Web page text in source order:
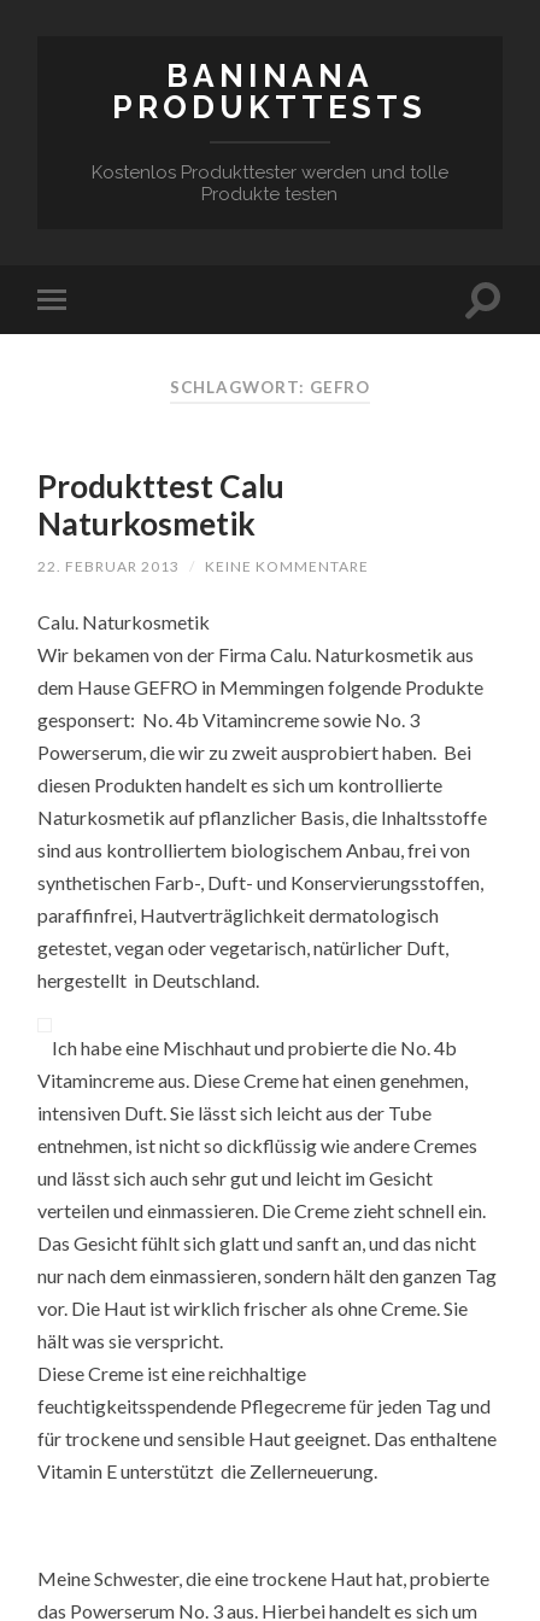
BANINANA
PRODUKTTESTS
Kostenlos Produkttester werden und tolle
Produkte testen
SCHLAGWORT: GEFRO
Produkttest Calu
Naturkosmetik
22. FEBRUAR 2013 / KEINE KOMMENTARE
Calu. Naturkosmetik
Wir bekamen von der Firma Calu. Naturkosmetik aus
dem Hause GEFRO in Memmingen folgende Produkte
gesponsert: No. 4b Vitamincreme sowie No. 3
Powerserum, die wir zu zweit ausprobiert haben. Bei
diesen Produkten handelt es sich um kontrollierte
Naturkosmetik auf pflanzlicher Basis, die Inhaltsstoffe
sind aus kontrolliertem biologischem Anbau, frei von
synthetischen Farb-, Duft- und Konservierungsstoffen,
paraffinfrei, Hautverträglichkeit dermatologisch
getestet, vegan oder vegetarisch, natürlicher Duft,
hergestellt in Deutschland.
Ich habe eine Mischhaut und probierte die No. 4b
Vitamincreme aus. Diese Creme hat einen genehmen,
intensiven Duft. Sie lässt sich leicht aus der Tube
entnehmen, ist nicht so dickflüssig wie andere Cremes
und lässt sich auch sehr gut und leicht im Gesicht
verteilen und einmassieren. Die Creme zieht schnell ein.
Das Gesicht fühlt sich glatt und sanft an, und das nicht
nur nach dem einmassieren, sondern hält den ganzen Tag
vor. Die Haut ist wirklich frischer als ohne Creme. Sie
hält was sie verspricht.
Diese Creme ist eine reichhaltige
feuchtigkeitsspendende Pflegecreme für jeden Tag und
für trockene und sensible Haut geeignet. Das enthaltene
Vitamin E unterstützt die Zellerneuerung.
Meine Schwester, die eine trockene Haut hat, probierte
das Powerserum No. 3 aus. Hierbei handelt es sich um